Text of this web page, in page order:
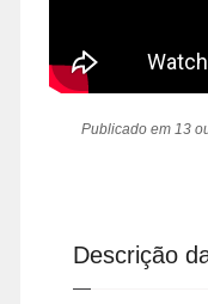
Publicado em 13
Descrição